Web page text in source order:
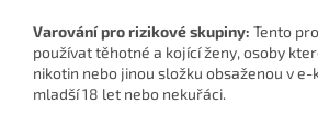
Varování pro rizikové skupiny: Tento
používat těhotné a kojící ženy, osoby
nikotin nebo jinou složku obsaženou v
mladší 18 let nebo nekuřáci.